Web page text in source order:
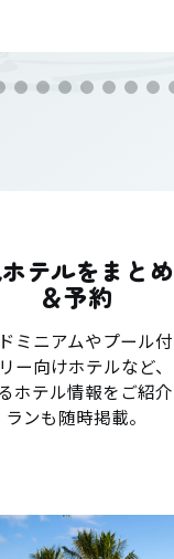
テルをまと
＆予約
ミニアムやプール
ー向けホテルなど
ホテル情報をご紹
ランも随時掲載。